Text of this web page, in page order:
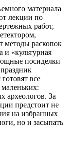
материала
лекции по
работ,
методы раскопок
и «культурная
посиделки
все
археологов. За
предстоит не
на избранных
но и засыпать